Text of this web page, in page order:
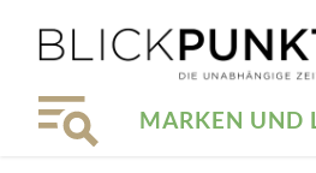
MARKEN UND